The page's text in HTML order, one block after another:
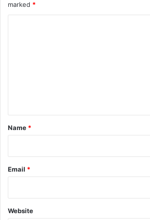
marked *
*
Name *
Email *
Website